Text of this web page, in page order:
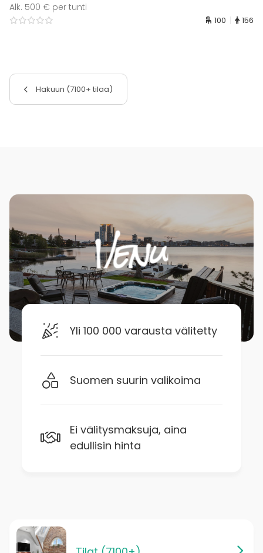
Alk. 500 € per tunti
100 156
Hakuun (7100+ tilaa)
Yli 100 000 varausta välitetty
Suomen suurin valikoima
Ei välitysmaksuja, aina
edullisin hinta